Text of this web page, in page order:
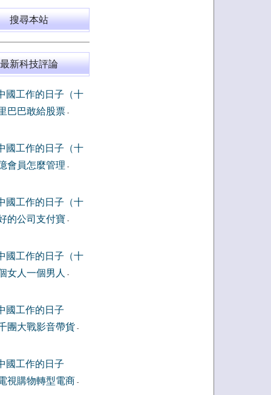
搜尋本站
最新科技評論
國工作的日子（十
巴巴敢給股票-
國工作的日子（十
會員怎麼管理 -
國工作的日子（十
的公司支付寶 -
國工作的日子（十
女人一個男人
-
國工作的日子
團大戰影音帶貨 -
國工作的日子
視購物轉型電商 -